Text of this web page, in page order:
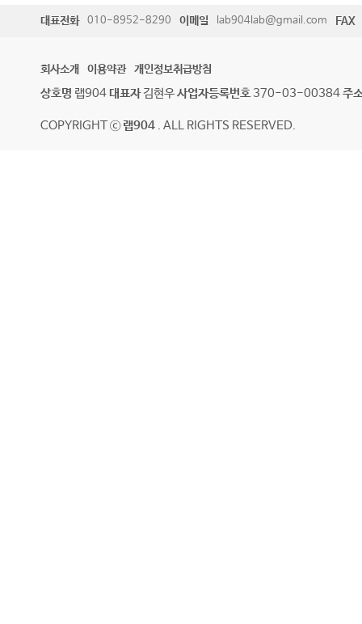
대표전화 010-8952-8290 이메일 lab904lab@gmail.com FAX
회사소개 이용약관 개인정보취급방침
상호명 랩904 대표자김현우사업자등록번호 370-03-00384주
COPYRIGHT ⓒ랩904 . ALL RIGHTS RESERVED.